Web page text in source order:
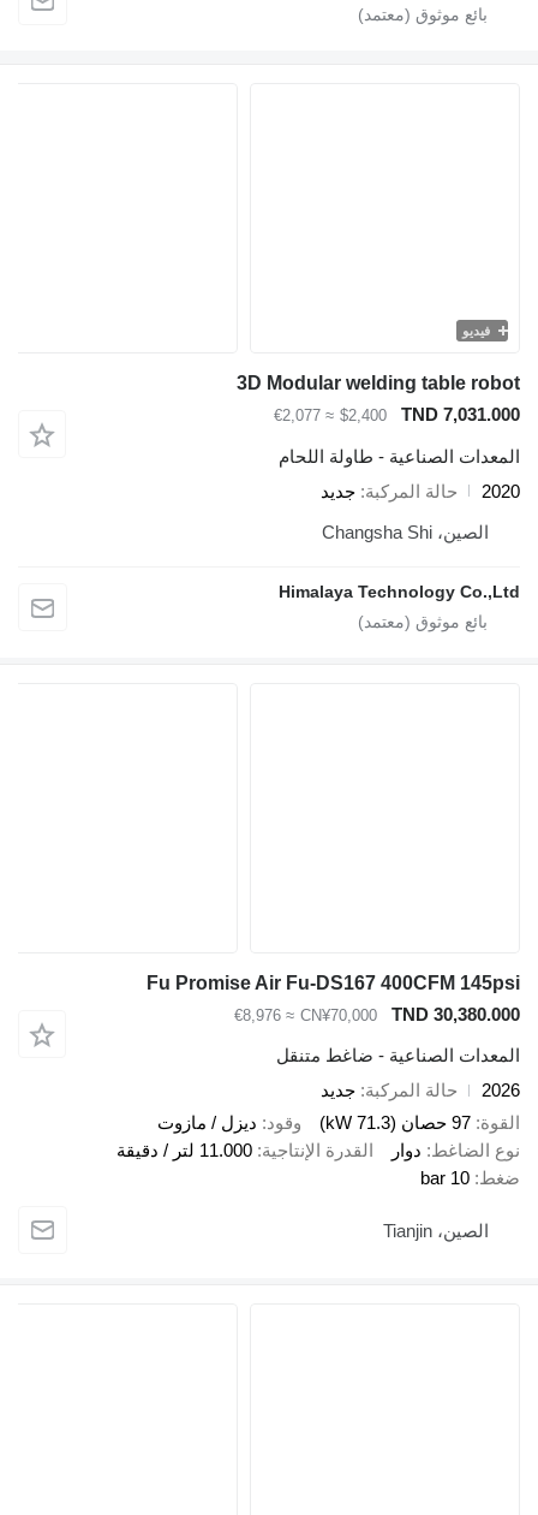
3D Modular welding table
TND
$2,400
≈ €2,077
الصناعية - طاولة اللحام
حالة المركبة جديد
Himalaya Technology
Fu Promise Air Fu-DS167 400CFM
TND
CN¥70,000
≈ €8,976
الصناعية - ضاغط متنقل
حالة المركبة جديد
97 حصان (71.3 kW)
وقود
ديزل / مازوت
دوار القدرة الإنتاجية
11.000 لتر / دقيقة
10 bar